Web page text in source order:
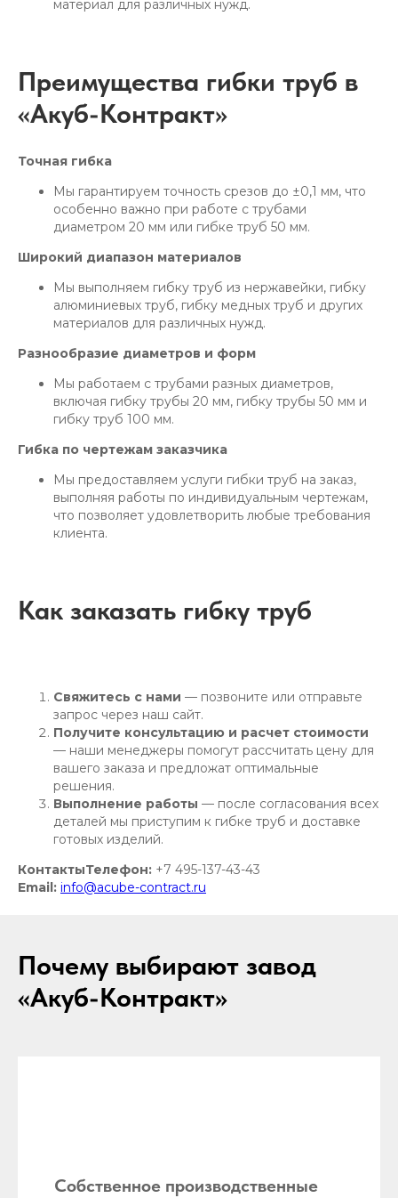
материал для различных нужд.
Преимущества гибки труб в
«Акуб-Контракт»
Точная гибка
Мы гарантируем точность срезов до ±0,1 мм, что
особенно важно при работе с трубами
диаметром 20 мм или гибке труб 50 мм.
Широкий диапазон материалов
Мы выполняем гибку труб из нержавейки, гибку
алюминиевых труб, гибку медных труб и других
материалов для различных нужд.
Разнообразие диаметров и форм
Мы работаем с трубами разных диаметров,
включая гибку трубы 20 мм, гибку трубы 50 мм и
гибку труб 100 мм.
Гибка по чертежам заказчика
Мы предоставляем услуги гибки труб на заказ,
выполняя работы по индивидуальным чертежам,
что позволяет удовлетворить любые требования
клиента.
Как заказать гибку труб
Свяжитесь с нами — позвоните или отправьте
запрос через наш сайт.
Получите консультацию и расчет стоимости
— наши менеджеры помогут рассчитать цену для
вашего заказа и предложат оптимальные
решения.
Выполнение работы — после согласования всех
деталей мы приступим к гибке труб и доставке
готовых изделий.
КонтактыТелефон: +7 495-137-43-43
Email: info@acube-contract.ru
Почему выбирают завод
«Акуб-Контракт»
Собственное производственные